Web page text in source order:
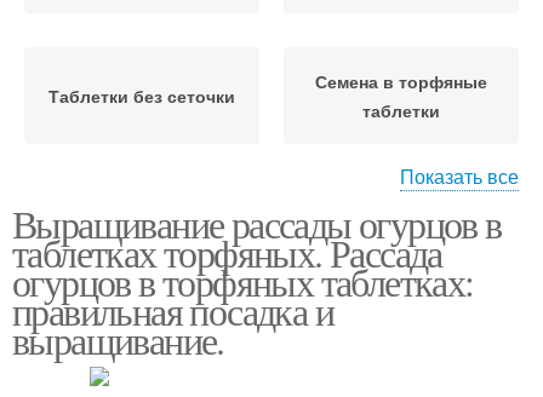
Таблетки без сеточки
Семена в торфяные
таблетки
таблетки
Показать все
Выращивание рассады огурцов в
таблетках торфяных. Рассада
огурцов в торфяных таблетках:
правильная посадка и
выращивание.